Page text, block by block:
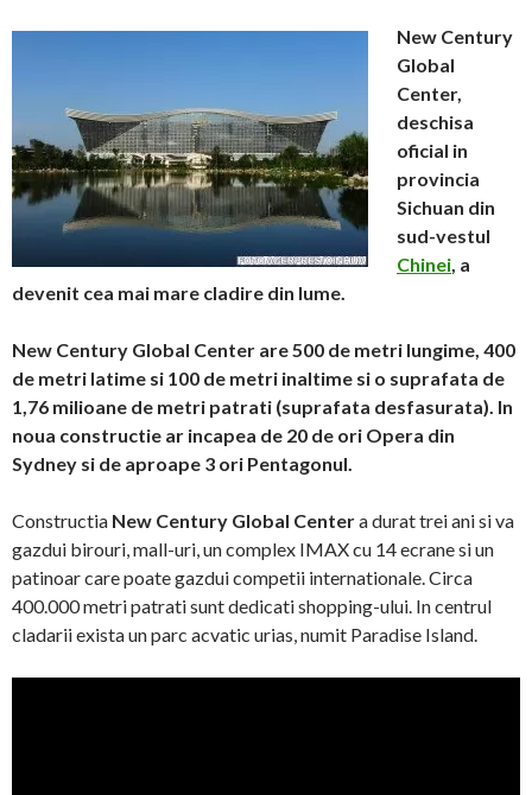
New Century
Global
Center,
deschisa
oficial in
provincia
Sichuan din
sud-vestul
Chinei, a
devenit cea mai mare cladire din lume.
New Century Global Center are 500 de metri lungime, 400
de metri latime si 100 de metri inaltime si o suprafata de
1,76 milioane de metri patrati (suprafata desfasurata). In
noua constructie ar incapea de 20 de ori Opera din
Sydney si de aproape 3 ori Pentagonul.
Constructia New Century Global Centera durat trei ani si va
gazdui birouri, mall-uri, un complex IMAX cu 14 ecrane si un
patinoar care poate gazdui competii internationale. Circa
400.000 metri patrati sunt dedicati shopping-ului. In centrul
cladarii exista un parc acvatic urias, numit Paradise Island.